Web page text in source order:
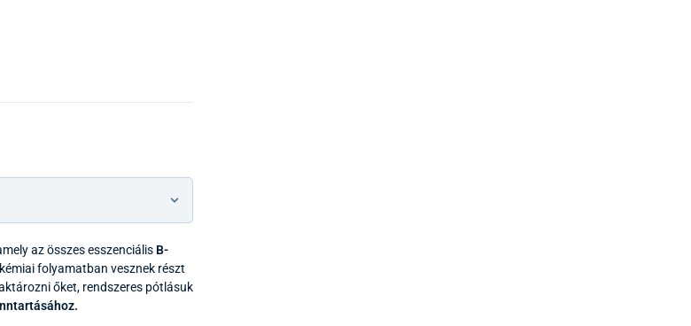
az összes esszenciális B-
folyamatban vesznek részt
őket, rendszeres pótlásuk